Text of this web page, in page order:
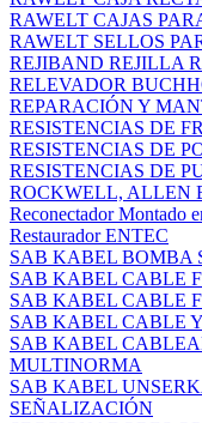
RAWELT CAJAS
RAWELT SELLOS
REJIBAND REJILLA
RELEVADOR
REPARACIÓN Y
RESISTENCIAS DE
RESISTENCIAS DE
RESISTENCIAS DE
ROCKWELL, ALLEN
Reconectador Montado
Restaurador ENTEC
SAB KABEL BOMBA
SAB KABEL CABLE
SAB KABEL CABLE
SAB KABEL CABLE
SAB KABEL
MULTINORMA
SAB KABEL
SEÑALIZACIÓN